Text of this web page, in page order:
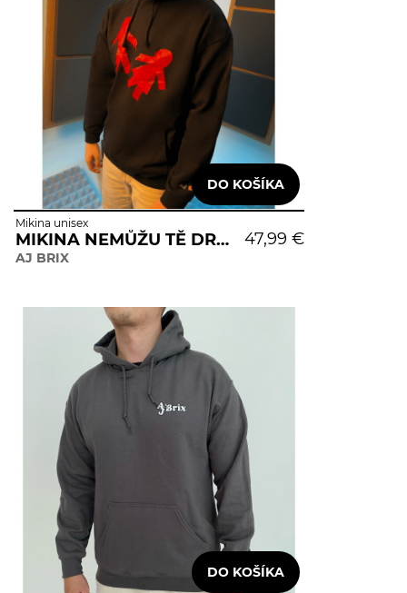
47,99 €
Mikina unisex
MIKINA NEMŮŽU TĚ DRŽET ZA RUKU
AJ BRIX